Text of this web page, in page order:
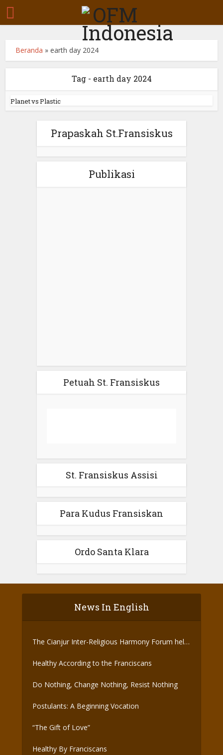
Beranda »earth day 2024
Tag - earth day 2024
Planet vs Plastic
Prapaskah St.Fransiskus
Publikasi
Petuah St. Fransiskus
St. Fransiskus Assisi
Para Kudus Fransiskan
Ordo Santa Klara
News In English
The Cianjur Inter-Religious Harmony Forum held
Healthy According to the Franciscans
Do Nothing, Change Nothing, Resist Nothing
Postulants: A Beginning Vocation
“The Gift of Love”
Healthy By Franciscans